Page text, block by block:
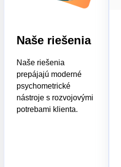
Naše riešenia
Naše riešenia
prepájajú moderné
psychometrické
nástroje s rozvojovými
potrebami klienta.